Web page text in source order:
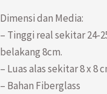
Dimensi dan Media:
– Tinggi real sekitar 24-
belakang 8cm.
– Luas alas sekitar 8 x 8
– Bahan Fiberglass